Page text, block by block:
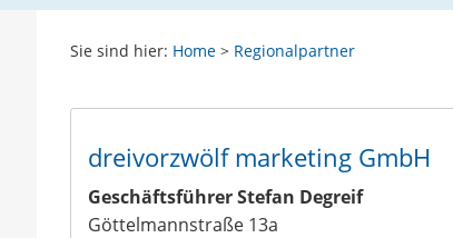
Sie sind hier: Home > Regionalpartner
dreivorzwölf marketing GmbH
Geschäftsführer Stefan Degreif
Göttelmannstraße 13a